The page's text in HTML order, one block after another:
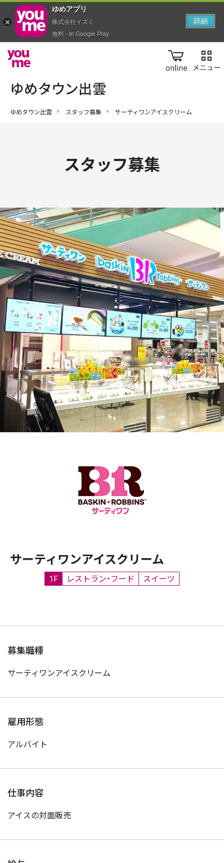
online
ゆめタウン出雲 スタッフ募集 サーティワンアイスクリーム
スタッフ募集
サーティワンアイスクリーム
1F レストラン・フード スイーツ
募集職種
サーティワンアイスクリーム
雇用形態
アルバイト
仕事内容
アイスの対面販売
ゆめアプ‪リ‬
株式会社イズミ
無料 - In Google Play
詳細